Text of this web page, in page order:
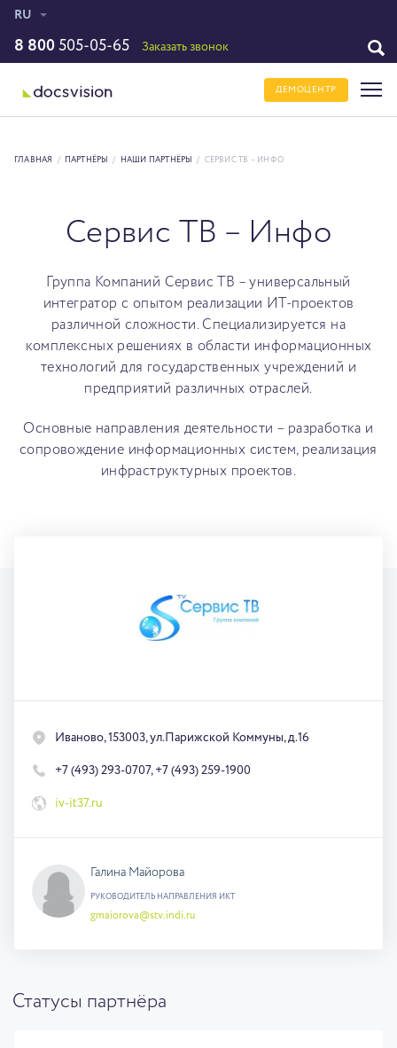
RU
8 800 505-05-65 Заказать звонок
ДЕМОЦЕНТР
ГЛАВНАЯ / ПАРТНЁРЫ / НАШИ ПАРТНЁРЫ / СЕРВИС ТВ – ИНФО
Сервис ТВ – Инфо
Группа Компаний Сервис ТВ – универсальный
интегратор с опытом реализации ИТ-проектов
различной сложности. Cпециализируется на
комплексных решениях в области информационных
технологий для государственных учреждений и
предприятий различных отраслей.
Основные направления деятельности – разработка и
сопровождение информационных систем, реализация
инфраструктурных проектов.
Иваново, 153003, ул.Парижской Коммуны, д.16
+7 (493) 293-0707, +7 (493) 259-1900
iv-it37.ru
Галина Майорова
РУКОВОДИТЕЛЬ НАПРАВЛЕНИЯ ИКТ
gmaiorova@stv.indi.ru
Статусы партнёра